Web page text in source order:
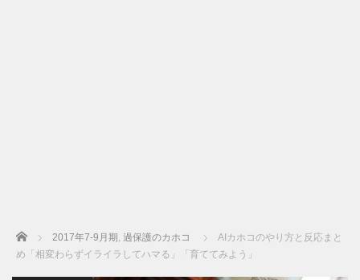
Home 2017年7-9月期 , 過保護のカホコ
AIカホコのやり方と反応まと
め「相変わらずイライラしてハマる」「育ててみよう」